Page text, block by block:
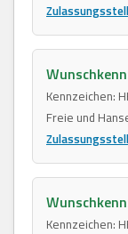
Kennzeichen:
Freie und
Kennzeichen: